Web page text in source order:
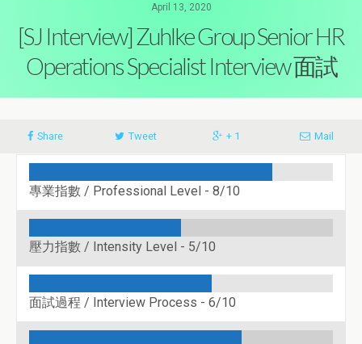
April 13, 2020
[SJ Interview] Zuhlke Group Senior HR
Operations Specialist Interview 面試
Share Tweet + 1 Mail
專業指數 / Professional Level - 8/10
壓力指數 / Intensity Level - 5/10
面試過程 / Interview Process - 6/10